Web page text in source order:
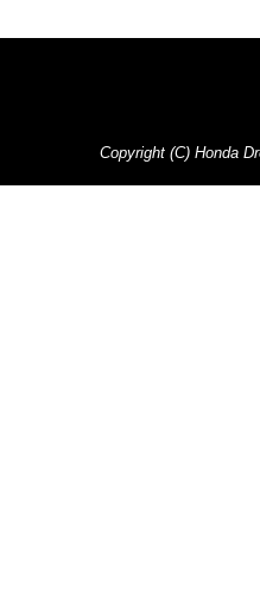
Copyright (C) Honda